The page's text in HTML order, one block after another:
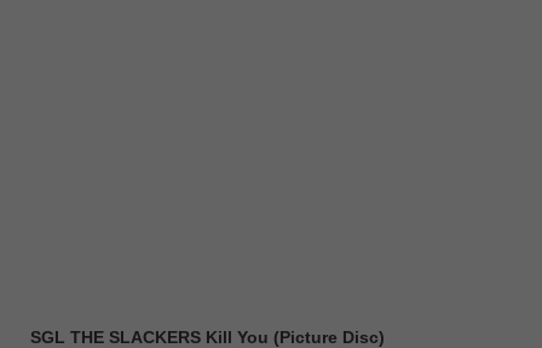
SGL THE SLACKERS Kill You (Picture Disc)